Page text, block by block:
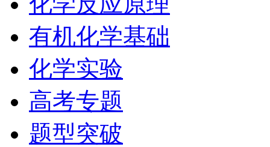
有机化学基础
化学实验
高考专题
题型突破